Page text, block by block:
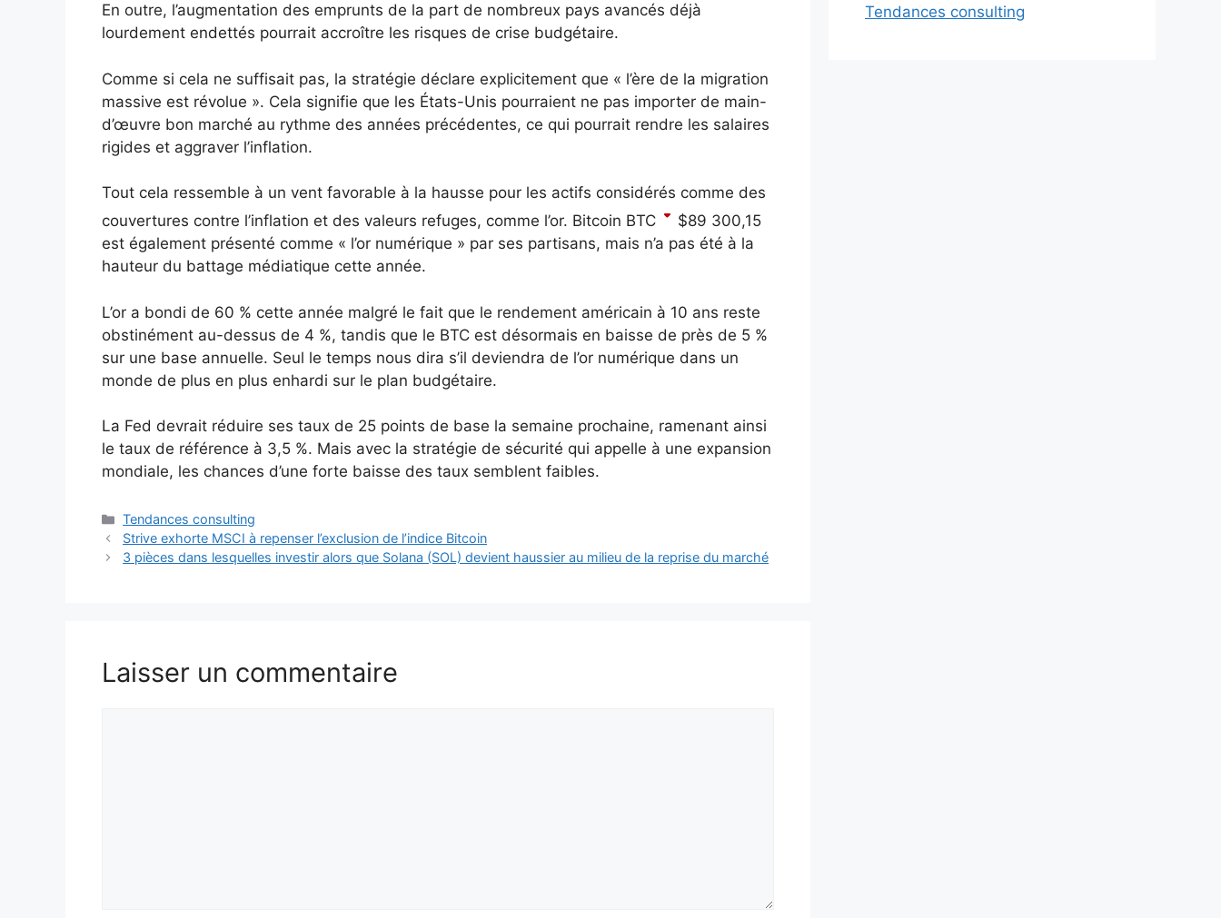
En outre, l’augmentation des emprunts de la part de nombreux pays avancés déjà
lourdement endettés pourrait accroître les risques de crise budgétaire.
Comme si cela ne suffisait pas, la stratégie déclare explicitement que « l’ère de la migration
massive est révolue ». Cela signifie que les États-Unis pourraient ne pas importer de main-
d’œuvre bon marché au rythme des années précédentes, ce qui pourrait rendre les salaires
rigides et aggraver l’inflation.
Tout cela ressemble à un vent favorable à la hausse pour les actifs considérés comme des
couvertures contre l’inflation et des valeurs refuges, comme l’or. Bitcoin BTC $89 300,15
est également présenté comme « l’or numérique » par ses partisans, mais n’a pas été à la
hauteur du battage médiatique cette année.
L’or a bondi de 60 % cette année malgré le fait que le rendement américain à 10 ans reste
obstinément au-dessus de 4 %, tandis que le BTC est désormais en baisse de près de 5 %
sur une base annuelle. Seul le temps nous dira s’il deviendra de l’or numérique dans un
monde de plus en plus enhardi sur le plan budgétaire.
La Fed devrait réduire ses taux de 25 points de base la semaine prochaine, ramenant ainsi
le taux de référence à 3,5 %. Mais avec la stratégie de sécurité qui appelle à une expansion
mondiale, les chances d’une forte baisse des taux semblent faibles.
Catégories
Tendances consulting
Strive exhorte MSCI à repenser l’exclusion de l’indice Bitcoin
3 pièces dans lesquelles investir alors que Solana (SOL) devient haussier au milieu de la reprise du marché
Laisser un commentaire
Tendances consulting